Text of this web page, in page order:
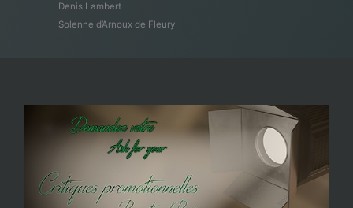
Denis Lambert
Solenne d’Arnoux de Fleury